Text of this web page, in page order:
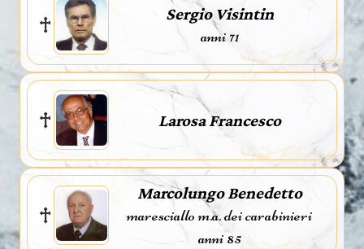
Sergio Visintin
anni 71
Larosa Francesco
Marcolungo Benedetto
maresciallo m.a. dei carabinieri
anni 85